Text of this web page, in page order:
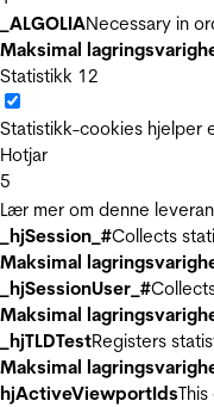
_ALGOLIANecessary in
Maksimal
Statistikk 12
Statistikk-cookies hjelper
Hotjar
5
Lær mer om denne
_hjSession_#Collects
Maksimal
_hjSessionUser_#
Maksimal
_hjTLDTestRegisters
Maksimal
hjActiveViewportIds